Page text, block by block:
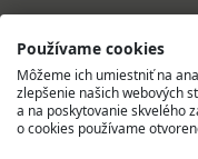
Používame cookies
Môžeme ich umiestniť na
zlepšenie našich webových
a na poskytovanie skvelého
o cookies používame